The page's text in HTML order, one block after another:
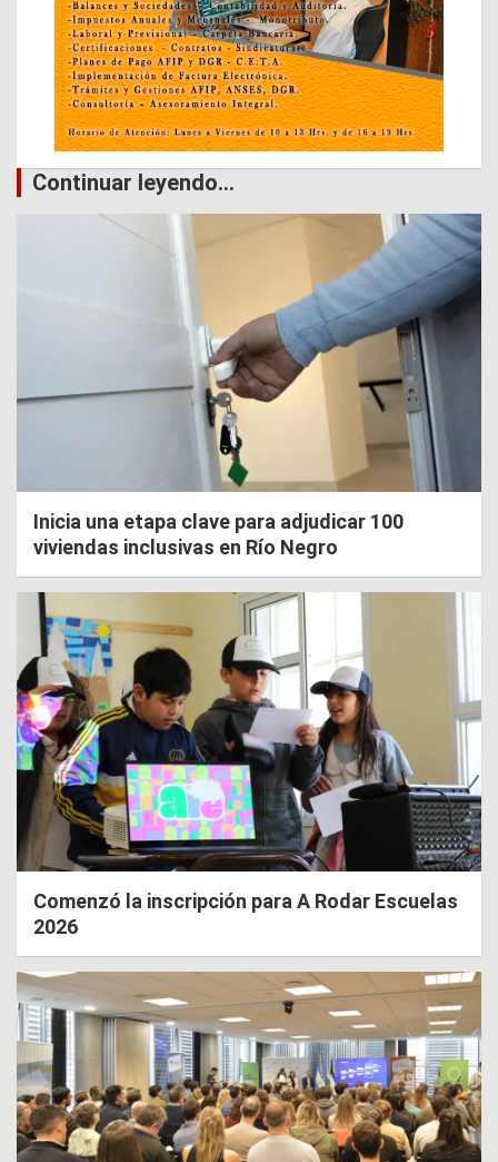
Continuar leyendo...
Inicia una etapa clave para adjudicar 100
viviendas inclusivas en Río Negro
Comenzó la inscripción para A Rodar Escuelas
2026